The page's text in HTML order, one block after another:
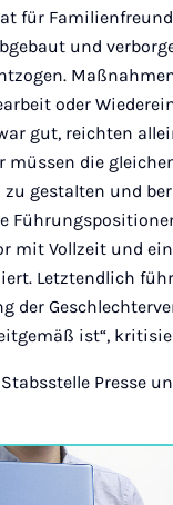
für
und
oder
gut, reichten
müssen die
gestalten und
mit Vollzeit und
Letztendlich
der
ist“,
Presse